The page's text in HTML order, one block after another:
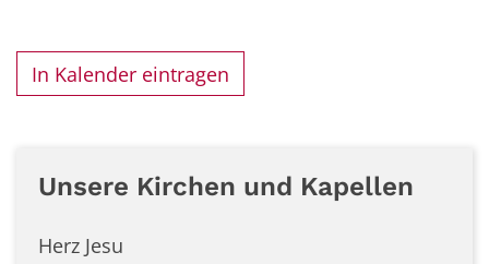
In Kalender eintragen
Unsere Kirchen und Kapellen
Herz Jesu